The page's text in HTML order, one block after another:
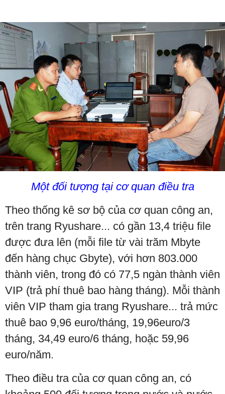
Một đối tượng tại cơ quan điều tra
Theo thống kê sơ bộ của cơ quan công an,
trên trang Ryushare... có gần 13,4 triệu file
được đưa lên (mỗi file từ vài trăm Mbyte
đến hàng chục Gbyte), với hơn 803.000
thành viên, trong đó có 77,5 ngàn thành viên
VIP (trả phí thuê bao hàng tháng). Mỗi thành
viên VIP tham gia trang Ryushare... trả mức
thuê bao 9,96 euro/tháng, 19,96euro/3
tháng, 34,49 euro/6 tháng, hoặc 59,96
euro/năm.
Theo điều tra của cơ quan công an, có